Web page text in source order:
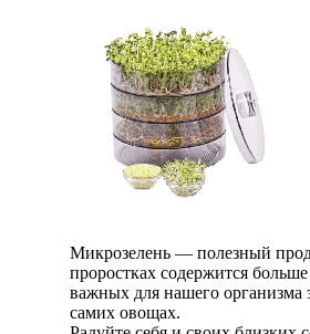
Микрозелень — полезный
проростках содержится
важных для нашего организма
самих овощах.